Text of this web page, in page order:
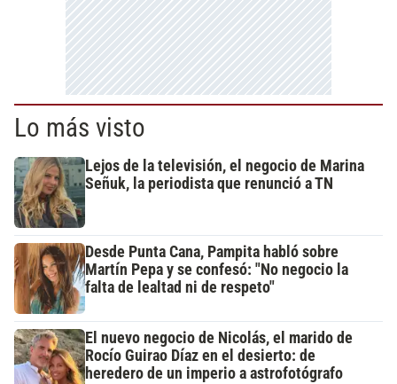
Lo más visto
Lejos de la televisión, el negocio de Marina
Señuk, la periodista que renunció a TN
Desde Punta Cana, Pampita habló sobre
Martín Pepa y se confesó: "No negocio la
falta de lealtad ni de respeto"
El nuevo negocio de Nicolás, el marido de
Rocío Guirao Díaz en el desierto: de
heredero de un imperio a astrofotógrafo